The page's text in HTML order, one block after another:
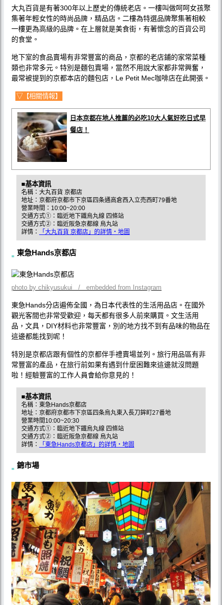
大丸百貨是有著300年以上歷史的傳統老店。一樓叫做呵呵女孩聚
集著年輕女性的時尚品牌，精品店。二樓為特選品牌聚集著相較
一樓更為高級的品牌。在上層就是美食街，有著懷念的百貨公司
的食堂。
地下室的食品賣場有非常豐富的商品，京都的老店鋪的家常菜種
類也非常多元。特別是麵包賣場，當然不用說大家都非常興奮，
最常被提到的京都本店的麵包店，Le Petit Mec咖啡店在此開張。
▽【相關情報】
日本京都在地人推薦的必吃10大人氣好吃日式早
餐店！
■基本資訊
名稱：大丸百貨 京都店
地址：京都府京都市下京區四条通高倉西入立売西町79番地
營業時間：10:00~20:00
交通方式①：臨近地下鐵烏丸線 四條站
交通方式②：臨近阪急京都線 烏丸站
詳情：
「大丸百貨 京都店」的詳情・地圖
東急Hands京都店
photo by chikyusukui / embedded from Instagram
東急Hands分店遍佈全國，為日本代表性的生活用品店。在國外
觀光客間也非常受歡迎，每天都有很多人前來購買。文生活用
品，文具，DIY材料也非常豐富，別的地方找不到有品味的物品在
這邊都能找到呢！
特別是京都店跟有個性的京都伴手禮賣場並列。旅行用品區有非
常豐富的產品，在旅行前如果有遇到什麼困難來這邊就沒問題
啦！經驗豐富的工作人員會給你意見的！
■基本資訊
名稱：東急Hands京都店
地址：京都府京都市下京區四条烏丸東入長刀鉾町27番地
營業時間10:00~20:30
交通方式①：臨近地下鐵烏丸線 四條站
交通方式②：臨近阪急京都線 烏丸站
詳情：
「東急Hands京都店」的詳情・地圖
錦市場